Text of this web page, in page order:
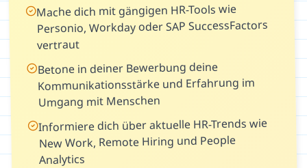
Mache dich mit gängigen HR-Tools wie
Personio, Workday oder SAP SuccessFactors
vertraut
Betone in deiner Bewerbung deine
Kommunikationsstärke und Erfahrung im
Umgang mit Menschen
Informiere dich über aktuelle HR-Trends wie
New Work, Remote Hiring und People
Analytics